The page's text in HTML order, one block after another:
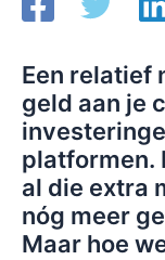
Een relatief
geld aan je
platformen.
al die extra
nóg meer
Maar hoe